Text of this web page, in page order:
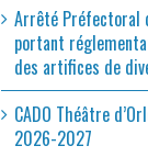
Arrêté Préfectoral
portant
des artifices de
CADO Théâtre
2026-2027